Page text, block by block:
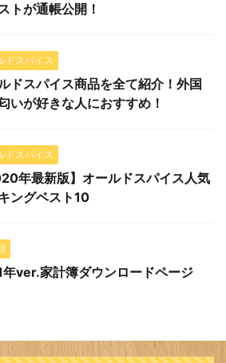
トが通帳公開！
ドスパイス
ドスパイス商品を全て紹介！外国
いが好きな人におすすめ！
ドスパイス
年最新版】オールドスパイス人気
ングベスト10
ver.家計簿ダウンロードページ